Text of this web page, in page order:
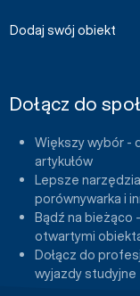
Dodaj swój obiekt
Dołącz do
Większy wybór -
artykułów
Lepsze
porównywarka i
Bądź na bieżąco
otwartymi
Dołącz do
wyjazdy studyjne